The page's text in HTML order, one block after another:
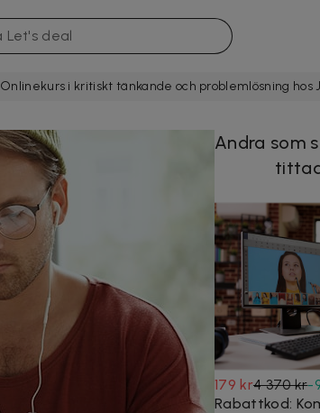
Onlinekurs i kritiskt tänkande och problemlösning hos
Andra som
179 kr4 370 kr-
Rabattkod: